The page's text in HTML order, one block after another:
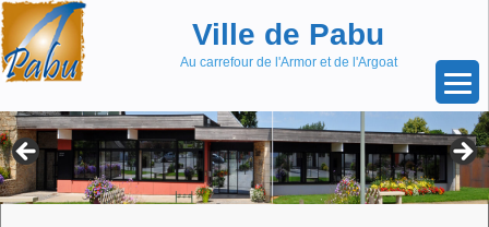
Aller
au
contenu
Skip
to
content
Ville de Pabu
Au carrefour de l'Armor et de l'Argoat